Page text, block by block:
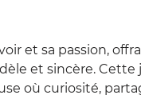
et sa passion,
et sincère. Cette
où curiosité,